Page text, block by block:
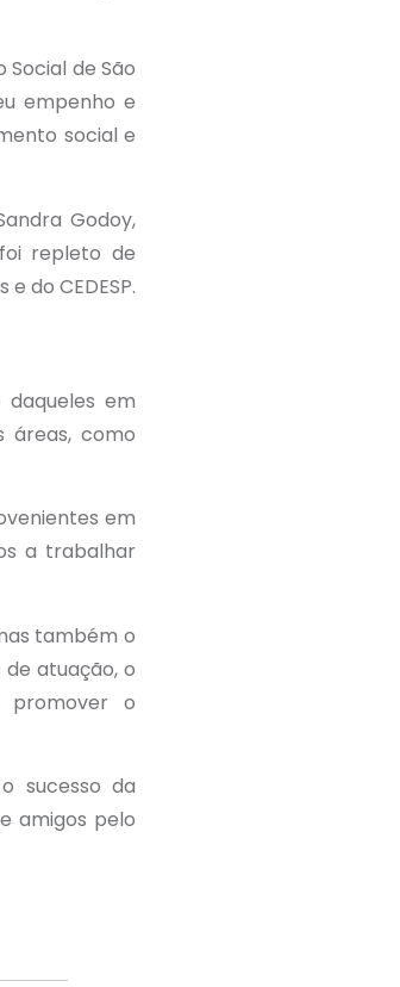
de São
empenho e
social e
Godoy,
repleto de
do CEDESP.
em
áreas, como
em
a trabalhar
também o
atuação, o
promover o
sucesso da
amigos pelo